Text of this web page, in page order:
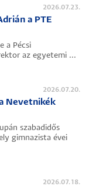
2026.07.23.
a PTE
a Pécsi
az egyetemi ...
2026.07.20.
Nevetnikék
szabadidős
gimnazista évei
2026.07.18.